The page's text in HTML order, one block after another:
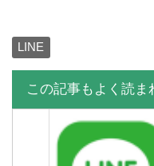
ざい！全部削除して非
にする方法
LINE
この記事もよく読ま